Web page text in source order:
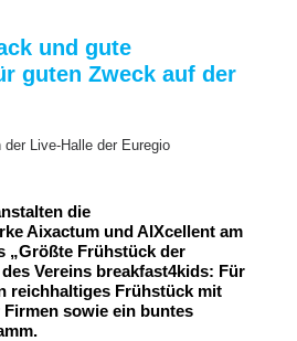
und gute
guten Zweck auf der
Live-Halle der Euregio
die
Aixactum und AIXcellent am
„Größte Frühstück der
Vereins breakfast4kids: Für
reichhaltiges Frühstück mit
sowie ein buntes